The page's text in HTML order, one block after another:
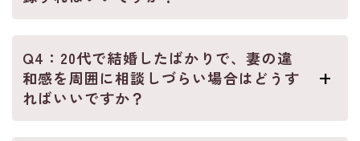
Q4：20代で結婚したばかりで、妻の違
和感を周囲に相談しづらい場合はどうす
ればいいですか？